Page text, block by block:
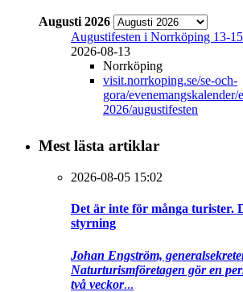
Augusti 2026
Augustifesten i Norrköping 13-
2026-08-13
Norrköping
visit.norrkoping.se/se-och-
gora/
2026/augustifesten
Mest lästa artiklar
2026-08-05 15:02
Det är inte för många turister.
styrning
Johan Engström,
Naturturismföretagen gör en
två veckor...